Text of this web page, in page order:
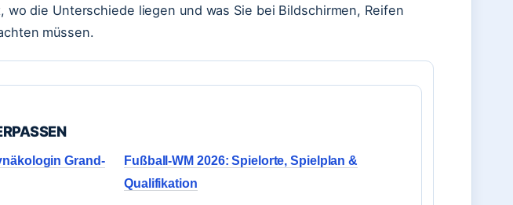
die Unterschiede liegen und was Sie bei Bildschirmen, Reifen
müssen.
Grand-
Fußball-WM 2026: Spielorte, Spielplan &
Qualifikation